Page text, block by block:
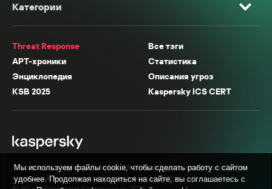
Категории
Threat Response
Все тэги
APT-хроники
Статистика
Энциклопедия
Описания угроз
KSB 2025
Kaspersky ICS CERT
* Facebook, Instagram, WhatsApp, Meta AI принадлежат компании Meta,
признанной экстремистской организацией в России.
Мы используем файлы cookie, чтобы сделать работу с сайтом
удобнее. Продолжая находиться на сайте, вы соглашаетесь с